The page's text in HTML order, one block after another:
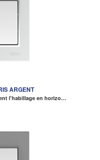
ARGENT
l'habillage en horizo…